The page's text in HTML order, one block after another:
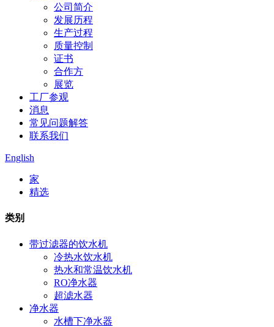
公司简介
发展历程
生产过程
质量控制
证书
合作方
展览
工厂参观
消息
常见问题解答
联系我们
English
家
精选
类别
带过滤器的饮水机
冷热水饮水机
热水和常温饮水机
RO净水器
超滤水器
净水器
水槽下净水器